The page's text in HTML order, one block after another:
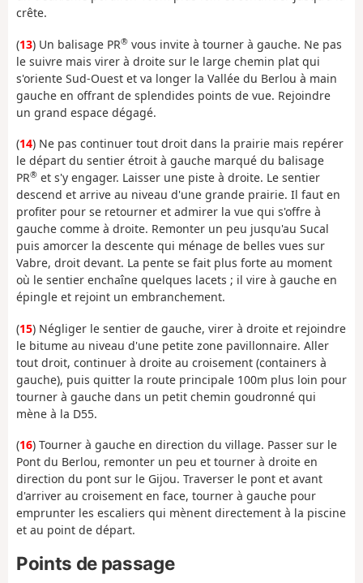
crête.
(13) Un balisage PR® vous invite à tourner à gauche. Ne pas
le suivre mais virer à droite sur le large chemin plat qui
s'oriente Sud-Ouest et va longer la Vallée du Berlou à main
gauche en offrant de splendides points de vue. Rejoindre
un grand espace dégagé.
(14) Ne pas continuer tout droit dans la prairie mais repérer
le départ du sentier étroit à gauche marqué du balisage
PR® et s'y engager. Laisser une piste à droite. Le sentier
descend et arrive au niveau d'une grande prairie. Il faut en
profiter pour se retourner et admirer la vue qui s'offre à
gauche comme à droite. Remonter un peu jusqu'au Sucal
puis amorcer la descente qui ménage de belles vues sur
Vabre, droit devant. La pente se fait plus forte au moment
où le sentier enchaîne quelques lacets ; il vire à gauche en
épingle et rejoint un embranchement.
(15) Négliger le sentier de gauche, virer à droite et rejoindre
le bitume au niveau d'une petite zone pavillonnaire. Aller
tout droit, continuer à droite au croisement (containers à
gauche), puis quitter la route principale 100m plus loin pour
tourner à gauche dans un petit chemin goudronné qui
mène à la D55.
(16) Tourner à gauche en direction du village. Passer sur le
Pont du Berlou, remonter un peu et tourner à droite en
direction du pont sur le Gijou. Traverser le pont et avant
d'arriver au croisement en face, tourner à gauche pour
emprunter les escaliers qui mènent directement à la piscine
et au point de départ.
Points de passage